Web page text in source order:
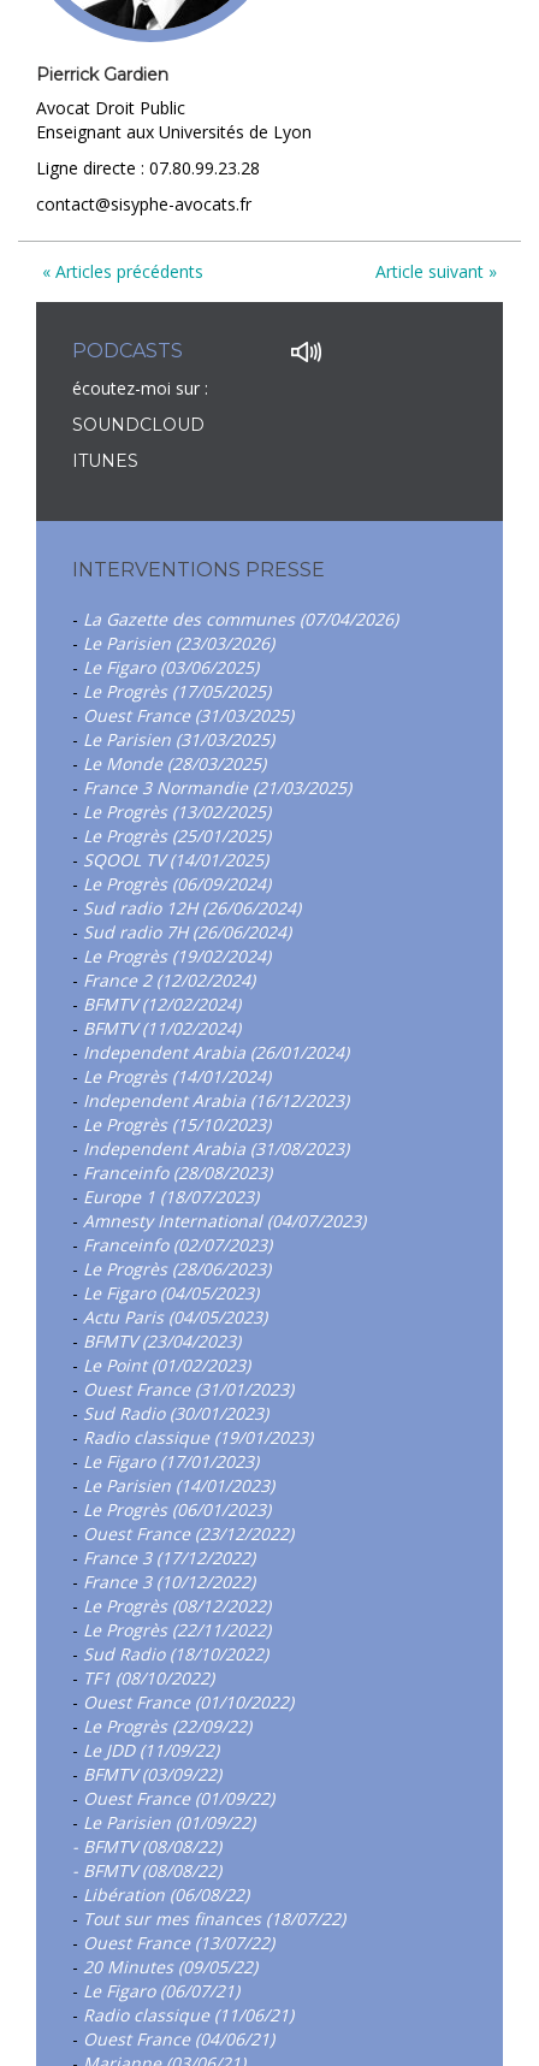
Pierrick Gardien
Avocat Droit Public
Enseignant aux Universités de Lyon
Ligne directe : 07.80.99.23.28
contact@sisyphe-avocats.fr
« Articles précédents Article suivant »
PODCASTS
écoutez-moi sur :
SOUNDCLOUD
ITUNES
INTERVENTIONS PRESSE
- La Gazette des communes (07/04/2026)
- Le Parisien (23/03/2026)
- Le Figaro (03/06/2025)
- Le Progrès (17/05/2025)
- Ouest France (31/03/2025)
- Le Parisien (31/03/2025)
- Le Monde (28/03/2025)
- France 3 Normandie (21/03/2025)
- Le Progrès (13/02/2025)
- Le Progrès (25/01/2025)
- SQOOL TV (14/01/2025)
- Le Progrès (06/09/2024)
- Sud radio 12H (26/06/2024)
- Sud radio 7H (26/06/2024)
- Le Progrès (19/02/2024)
- France 2 (12/02/2024)
- BFMTV (12/02/2024)
- BFMTV (11/02/2024)
- Independent Arabia (26/01/2024)
- Le Progrès (14/01/2024)
- Independent Arabia (16/12/2023)
- Le Progrès (15/10/2023)
- Independent Arabia (31/08/2023)
- Franceinfo (28/08/2023)
- Europe 1 (18/07/2023)
- Amnesty International (04/07/2023)
- Franceinfo (02/07/2023)
- Le Progrès (28/06/2023)
- Le Figaro (04/05/2023)
- Actu Paris (04/05/2023)
- BFMTV (23/04/2023)
- Le Point (01/02/2023)
- Ouest France (31/01/2023)
- Sud Radio (30/01/2023)
- Radio classique (19/01/2023)
- Le Figaro (17/01/2023)
- Le Parisien (14/01/2023)
- Le Progrès (06/01/2023)
- Ouest France (23/12/2022)
- France 3 (17/12/2022)
- France 3 (10/12/2022)
- Le Progrès (08/12/2022)
- Le Progrès (22/11/2022)
- Sud Radio (18/10/2022)
- TF1 (08/10/2022)
- Ouest France (01/10/2022)
- Le Progrès (22/09/22)
- Le JDD (11/09/22)
- BFMTV (03/09/22)
- Ouest France (01/09/22)
- Le Parisien (01/09/22)
- BFMTV (08/08/22)
- BFMTV (08/08/22)
- Libération (06/08/22)
- Tout sur mes finances (18/07/22)
- Ouest France (13/07/22)
- 20 Minutes (09/05/22)
- Le Figaro (06/07/21)
- Radio classique (11/06/21)
- Ouest France (04/06/21)